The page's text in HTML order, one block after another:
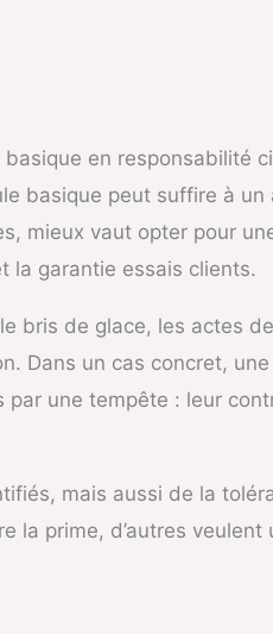
en responsabilité
basique peut suffire à un
mieux vaut opter pour
la garantie essais clients.
bris de glace, les actes
Dans un cas concret,
par une tempête : leur
mais aussi de la
la prime, d’autres veulent